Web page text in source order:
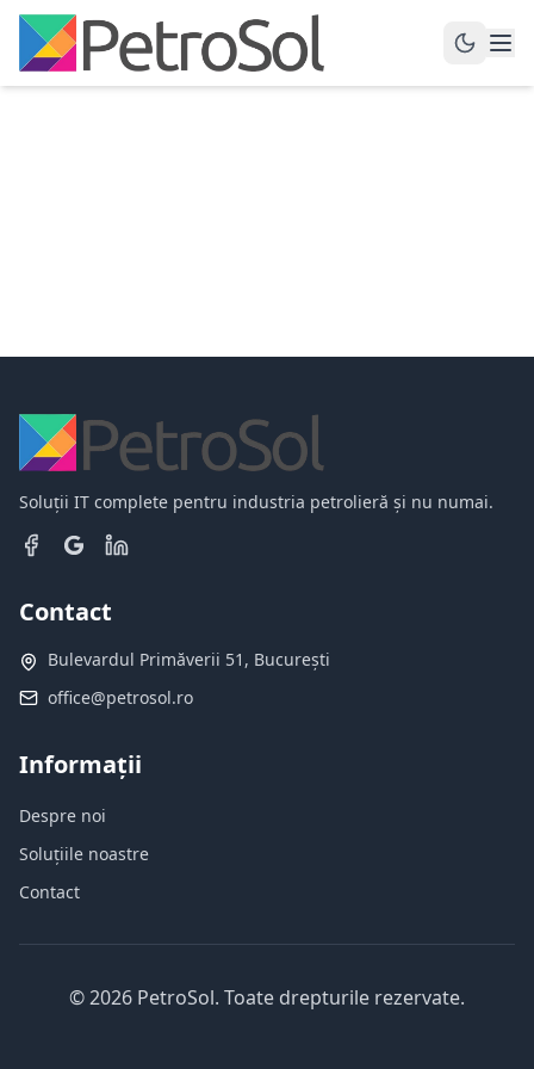
Soluții IT complete pentru industria petrolieră și nu numai.
Contact
Bulevardul Primăverii 51, București
office@petrosol.ro
Informații
Despre noi
Soluțiile noastre
Contact
©2026 PetroSol. Toate drepturile rezervate.